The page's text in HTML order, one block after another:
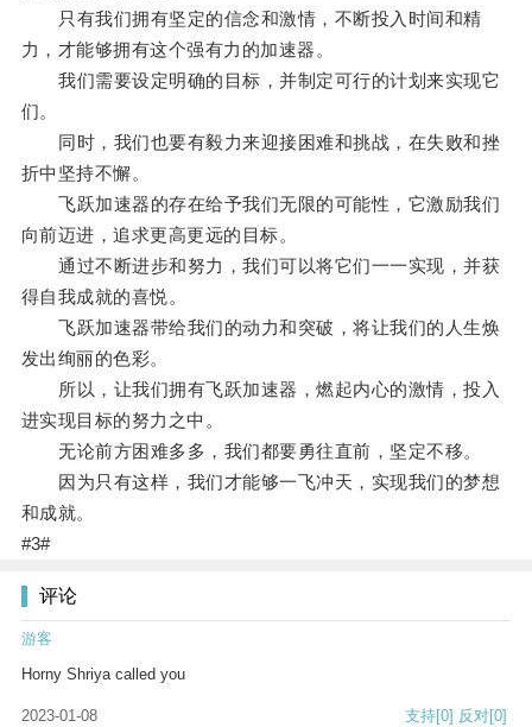
只有我们拥有坚定的信念和激情，不断投入时间和精
力，才能够拥有这个强有力的加速器。
我们需要设定明确的目标，并制定可行的计划来实现它
们。
同时，我们也要有毅力来迎接困难和挑战，在失败和挫
折中坚持不懈。
飞跃加速器的存在给予我们无限的可能性，它激励我们
向前迈进，追求更高更远的目标。
通过不断进步和努力，我们可以将它们一一实现，并获
得自我成就的喜悦。
飞跃加速器带给我们的动力和突破，将让我们的人生焕
发出绚丽的色彩。
所以，让我们拥有飞跃加速器，燃起内心的激情，投入
进实现目标的努力之中。
无论前方困难多多，我们都要勇往直前，坚定不移。
因为只有这样，我们才能够一飞冲天，实现我们的梦想
和成就。
#3#
评论
游客
Horny Shriya called you
2023-01-08 支持[0] 反对[0]